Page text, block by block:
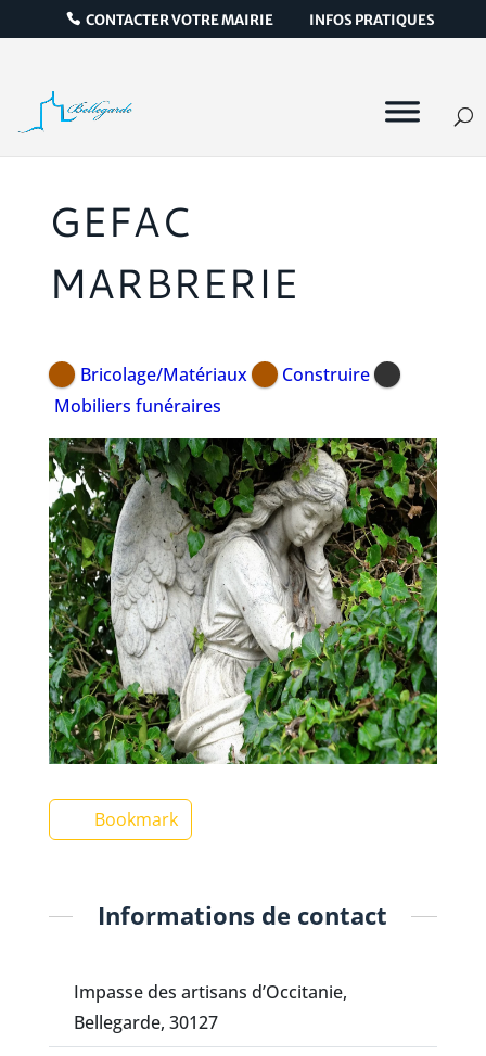
CONTACTER VOTRE MAIRIE INFOS PRATIQUES
GEFAC
MARBRERIE
Bricolage/Matériaux
Construire
Mobiliers funéraires
Bookmark
Informations de contact
Impasse des artisans d’Occitanie,
Bellegarde, 30127